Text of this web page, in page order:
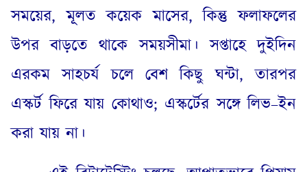
সময়ের,মূলত কয়েক মাসের,কিন্তু ফলাফলের
উপর বাড়তে থাকে সময়সীমা। সপ্তাহে দুইদিন
এরকম সাহচর্য চলে বেশ কিছু ঘন্টা,তারপর
এস্কর্ট ফিরে যায় কোথাও; এস্কর্টের সঙ্গে লিভ–ইন
করা যায় না।